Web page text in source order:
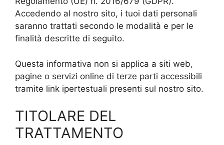
Accedendo al nostro sito, i tuoi dati personali
saranno trattati secondo le modalità e per le
finalità descritte di seguito.
Questa informativa non si applica a siti web,
pagine o servizi online di terze parti accessibili
tramite link ipertestuali presenti sul nostro sito.
TITOLARE DEL
TRATTAMENTO